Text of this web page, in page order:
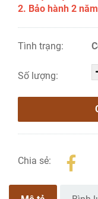
2. Bảo hành 2
Tình trạng:
Số lượng:
Chia sẻ: